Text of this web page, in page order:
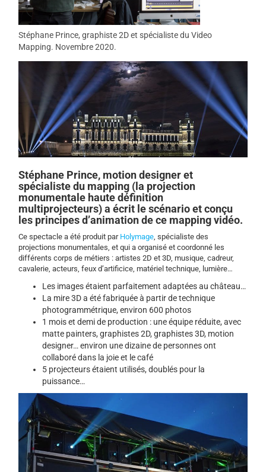
Stéphane Prince, graphiste 2D et spécialiste du Video
Mapping. Novembre 2020.
Stéphane Prince, motion designer et
spécialiste du mapping (la projection
monumentale haute définition
multiprojecteurs) a écrit le scénario et conçu
les principes d’animation de ce mapping vidéo.
Ce spectacle a été produit par Holymage , spécialiste des
projections monumentales, et qui a organisé et coordonné les
différents corps de métiers : artistes 2D et 3D, musique, cadreur,
cavalerie, acteurs, feux d’artificice, matériel technique, lumière…
Les images étaient parfaitement adaptées au château…
La mire 3D a été fabriquée à partir de technique
photogrammétrique, environ 600 photos
1 mois et demi de production : une équipe réduite, avec
matte painters, graphistes 2D, graphistes 3D, motion
designer… environ une dizaine de personnes ont
collaboré dans la joie et le café
5 projecteurs étaient utilisés, doublés pour la
puissance…